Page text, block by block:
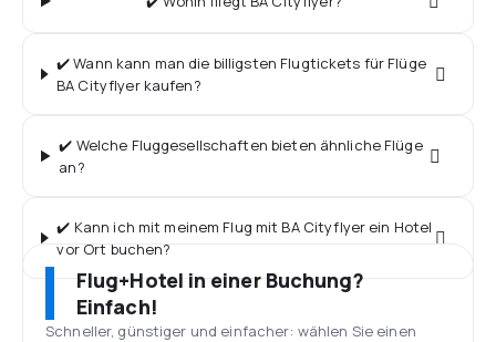
✔️ Wann kann man die billigsten Flugtickets für Flüge
BA Cityflyer kaufen?
✔️ Welche Fluggesellschaften bieten ähnliche Flüge
an?
✔️ Kann ich mit meinem Flug mit BA Cityflyer ein Hotel
vor Ort buchen?
Flug+Hotel in einer Buchung?
Einfach!
Schneller, günstiger und einfacher: wählen Sie einen